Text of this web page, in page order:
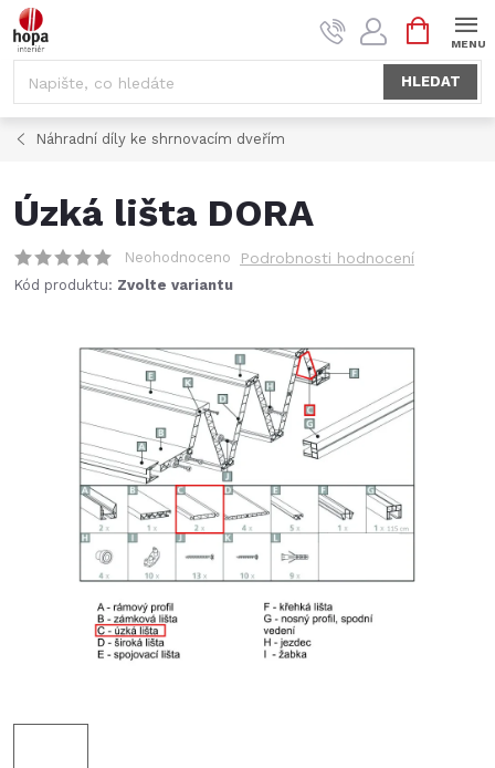
Přejít
na
HLEDAT
NÁKUPNÍ
KOŠÍK
Náhradní díly ke shrnovacím dveřím
Úzká lišta DORA
Neohodnoceno Podrobnosti hodnocení
Kód produktu: Zvolte variantu